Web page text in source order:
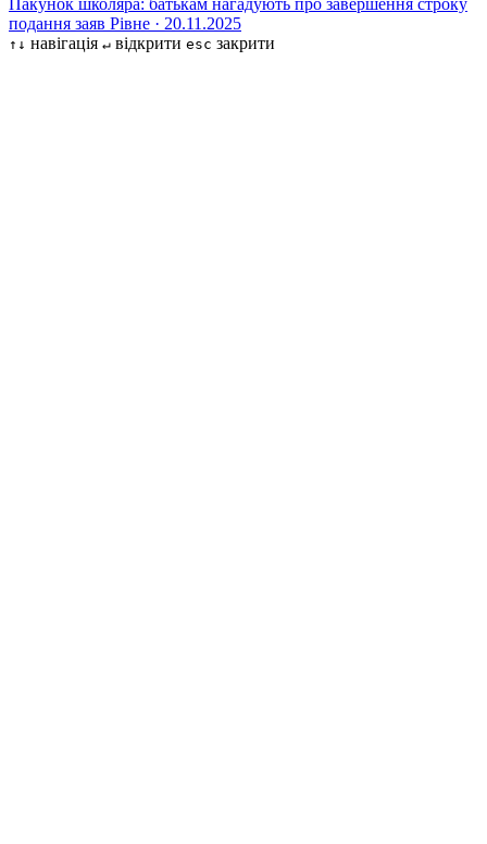
Пакунок школяра: батькам нагадують про завершення строку
подання заяв Рівне · 20.11.2025
↑↓ навігація ↵ відкрити esc закрити